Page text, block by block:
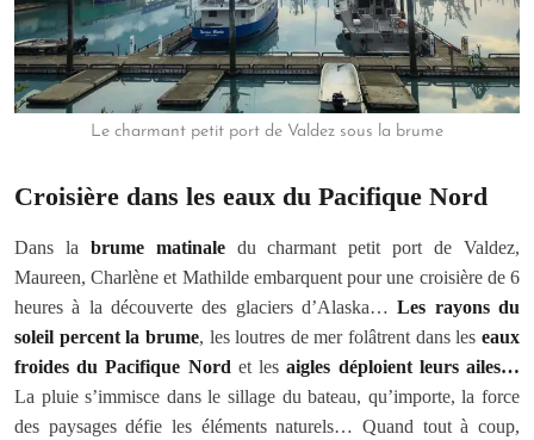
Le charmant petit port de Valdez sous la brume
Croisière dans les eaux du Pacifique Nord
Dans la brume matinaledu charmant petit port de Valdez,
Maureen, Charlène et Mathilde embarquent pour une croisière de 6
heures à la découverte des glaciers d’Alaska…Les rayons du
soleil percent la brume, les loutres de mer folâtrent dans leseaux
froides du Pacifique Nord et lesaigles déploient leurs ailes…
La pluie s’immisce dans le sillage du bateau, qu’importe, la force
des paysages défie les éléments naturels… Quand tout à coup,